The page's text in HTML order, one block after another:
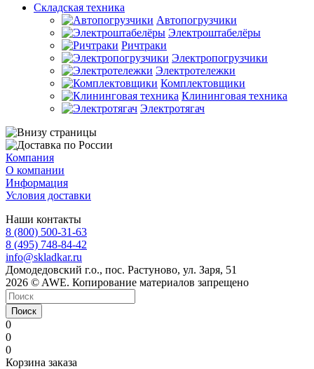
Складская техника
Автопогрузчики
Электроштабелёры
Ричтраки
Электропогрузчики
Электротележки
Комплектовщики
Клининговая техника
Электротягач
Компания
О компании
Информация
Условия доставки
Наши контакты
8 (800) 500-31-63
8 (495) 748-84-42
info@skladkar.ru
Домодедовский г.о., пос. Растуново, ул. Заря, 51
2026 © AWE. Копирование материалов запрещено
Поиск
0
0
0
Корзина заказа